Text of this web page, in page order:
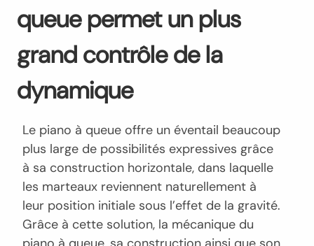
queue permet un plus
grand contrôle de la
dynamique
Le piano à queue offre un éventail beaucoup
plus large de possibilités expressives grâce
à sa construction horizontale, dans laquelle
les marteaux reviennent naturellement à
leur position initiale sous l’effet de la gravité.
Grâce à cette solution, la mécanique du